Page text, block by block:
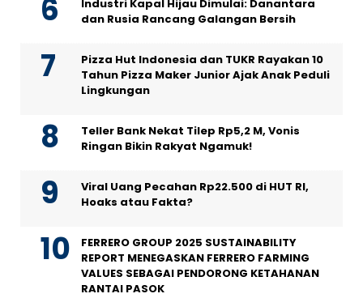
Industri Kapal Hijau Dimulai: Danantara
dan Rusia Rancang Galangan Bersih
Pizza Hut Indonesia dan TUKR Rayakan 10
Tahun Pizza Maker Junior Ajak Anak Peduli
Lingkungan
Teller Bank Nekat Tilep Rp5,2 M, Vonis
Ringan Bikin Rakyat Ngamuk!
Viral Uang Pecahan Rp22.500 di HUT RI,
Hoaks atau Fakta?
FERRERO GROUP 2025 SUSTAINABILITY
REPORT MENEGASKAN FERRERO FARMING
VALUES SEBAGAI PENDORONG KETAHANAN
RANTAI PASOK